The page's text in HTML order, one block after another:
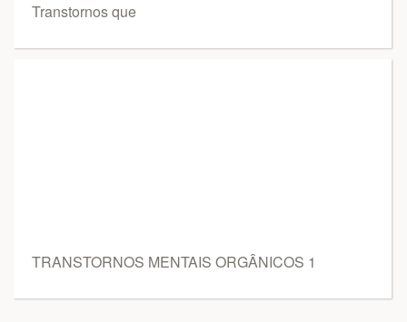
Transtornos que
TRANSTORNOS MENTAIS ORGÂNICOS 1